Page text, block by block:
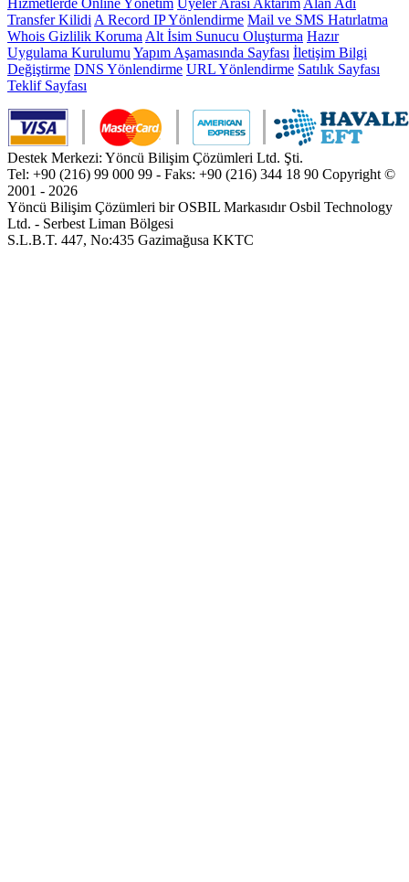
Hizmetlerde Online Yönetim Üyeler Arası Aktarım Alan Adı
Transfer Kilidi A Record IP Yönlendirme Mail ve SMS Hatırlatma
Whois Gizlilik Koruma Alt İsim Sunucu Oluşturma Hazır
Uygulama Kurulumu Yapım Aşamasında Sayfası İletişim Bilgi
Değiştirme DNS Yönlendirme URL Yönlendirme Satılık Sayfası
Teklif Sayfası
Destek Merkezi: Yöncü Bilişim Çözümleri Ltd. Şti.
Tel: +90 (216) 99 000 99 - Faks: +90 (216) 344 18 90 Copyright ©
2001 - 2026
Yöncü Bilişim Çözümleri bir OSBIL Markasıdır Osbil Technology
Ltd. - Serbest Liman Bölgesi
S.L.B.T. 447, No:435 Gazimağusa KKTC